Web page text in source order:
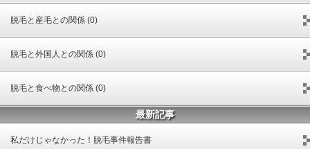
脱毛と産毛との関係 (0)
脱毛と外国人との関係 (0)
脱毛と食べ物との関係 (0)
最新記事
私だけじゃなかった！脱毛事件報告書